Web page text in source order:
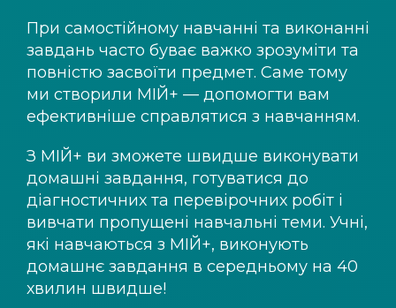
При самостійному навчанні та виконанні
завдань часто буває важко зрозуміти та
повністю засвоїти предмет. Саме тому
ми створили МІЙ+ — допомогти вам
ефективніше справлятися з навчанням.
З МІЙ+ ви зможете швидше виконувати
домашні завдання, готуватися до
діагностичних та перевірочних робіт і
вивчати пропущені навчальні теми. Учні,
які навчаються з МІЙ+, виконують
домашнє завдання в середньому на 40
хвилин швидше!